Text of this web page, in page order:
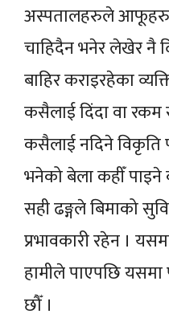
अस्पतालहरुले
चाहिदैन भनेर लेखेर नै
बाहिर कराइरहेका
कसैलाई दिंदा वा रकम
कसैलाई नदिने विकृति
भनेको बेला कहीँ पाइने
सही ढङ्गले बिमाको
प्रभावकारी रहेन ।
हामीले पाएपछि यसमा
छौँ ।